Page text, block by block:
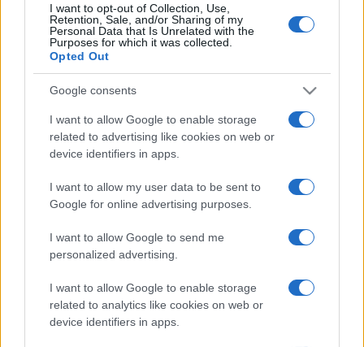
I want to opt-out of Collection, Use,
Retention, Sale, and/or Sharing of my
Personal Data that Is Unrelated with the
Purposes for which it was collected.
Opted Out
Google consents
I want to allow Google to enable storage
related to advertising like cookies on web or
device identifiers in apps.
I want to allow my user data to be sent to
Google for online advertising purposes.
I want to allow Google to send me
personalized advertising.
I want to allow Google to enable storage
related to analytics like cookies on web or
device identifiers in apps.
Natália közreműködésével. Elsősorban arról esett szó, hogy
miként lehet stratégiailag tervezni a koronavírus-járvány
utáni időszakra, a kilábalás érdekében miként tudnak a
fesztiválok együttműködni egymással.
A harmadik, záró részben interaktív fórumot tartottak
klubvezetők, menedzserek, promóterek és zenészek
gázsicsökkentés, klubbezárások témájáról. A
Szövetség társelnöke, valamint Muraközy Péter (VOLT
Fesztivál, Akvárium Klub).
A Music Hungary Konferencia nyitónapjáról itt számoltunk